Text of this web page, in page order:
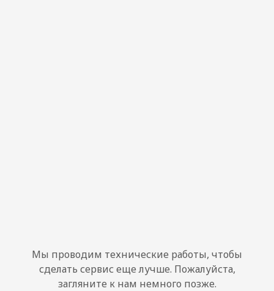
Мы проводим технические работы, чтобы
сделать сервис еще лучше. Пожалуйста,
загляните к нам немного позже.